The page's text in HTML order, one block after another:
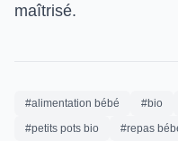
maîtrisé.
#alimentation bébé #bio
#petits pots bio
#repas